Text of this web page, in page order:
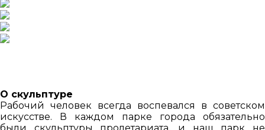
О скульптуре
Рабочий человек всегда воспевался в советском
искусстве. В каждом парке города обязательно